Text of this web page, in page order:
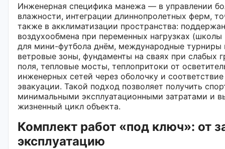
Инженерная специфика манежа — в управлении
влажности, интеграции длиннопролетных ферм,
также в акклиматизации пространства:
воздухообмена при переменных нагрузках
для мини-футбола днём, международные
ветровые зоны, фундаменты на сваях при слабых
поля, тепловые мосты, теплопритоки от
инженерных сетей через оболочку и
эвакуации. Такой подход позволяет получить
минимальными эксплуатационными затратами и
жизненный цикл объекта.
Комплект работ «под ключ»: от
эксплуатацию